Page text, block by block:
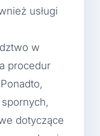
usługi
w
procedur
dotyczące